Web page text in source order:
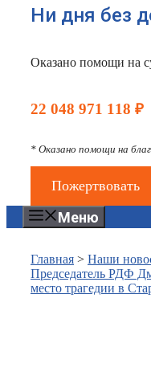
Ни дня без
Оказано помощи на
22 048 971 118 ₽
* Оказано помощи на
Пожертвовать
Меню
Главная > Наши
Председатель РДФ
место трагедии в